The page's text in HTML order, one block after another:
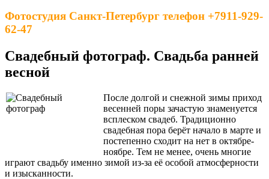
Фотостудия Санкт-Петербург телефон +7911-929-
62-47
Свадебный фотограф. Свадьба ранней
весной
После долгой и снежной зимы приход
весенней поры зачастую знаменуется
всплеском свадеб. Традиционно
свадебная пора берёт начало в марте и
постепенно сходит на нет в октябре-
ноябре. Тем не менее, очень многие
играют свадьбу именно зимой из-за её особой атмосферности
и изысканности.